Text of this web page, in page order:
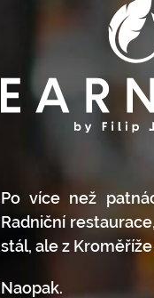
Po více než
Radniční
stál, ale z
Naopak.